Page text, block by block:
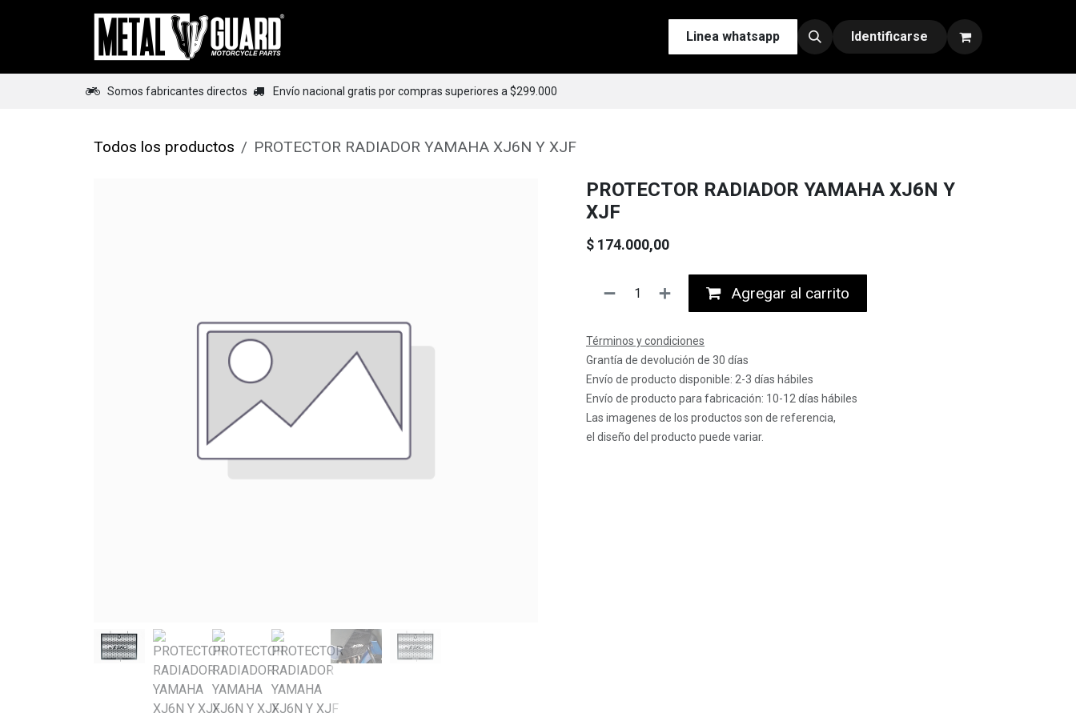
Ir al contenido
Esenciales Contáctenos Nuestras Redes y Canales de Venta
Linea whatsapp Identificarse
Somos fabricantes directos Envío nacional gratis por compras superiores a $299.000
Todos los productos PROTECTOR RADIADOR YAMAHA XJ6N Y XJF
PROTECTOR RADIADOR YAMAHA XJ6N Y
XJF
$ 174.000,00
Agregar al carrito
Términos y condiciones
Grantía de devolución de 30 días
Envío de producto disponible: 2-3 días hábiles
Envío de producto para fabricación: 10-12 días hábiles
Las imagenes de los productos son de referencia,
el diseño del producto puede variar.